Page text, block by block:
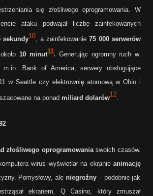
się złośliwego oprogramowania. W
ataku podwajał liczbę zainfekowanych
sekundy10 , a zainfekowanie75 000 serwerów
10 minut11. Generując ogromny ruch w
m.in. Bank of America, serwery obsługujące
w Seattle czy elektrownię atomową w Ohio i
na ponad miliard dolarów12
złośliwego oprogramowaniaswoich czasów.
wirus wyświetlał na ekranie animację
Pomysłowy, aleniegroźny– podobnie jak
ekranem, Q Casino, który zmuszał